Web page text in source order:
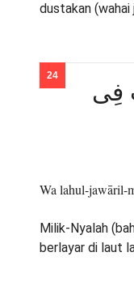
dustakan (wahai
فِى
Wa lahul-jawāril-
Milik-Nyalah
berlayar di laut